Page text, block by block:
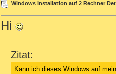
Windows Installation auf 2 Rechner
Hi
Zitat:
Kann ich dieses Windows auf